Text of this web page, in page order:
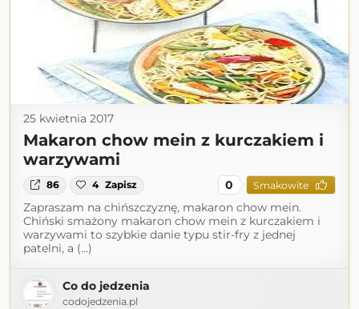
25 kwietnia 2017
Makaron chow mein z kurczakiem i
warzywami
86 4 Zapisz 0 Smakowite
Zapraszam na chińszczyznę, makaron chow mein.
Chiński smażony makaron chow mein z kurczakiem i
warzywami to szybkie danie typu stir-fry z jednej
patelni, a (...)
Co do jedzenia
codojedzenia.pl